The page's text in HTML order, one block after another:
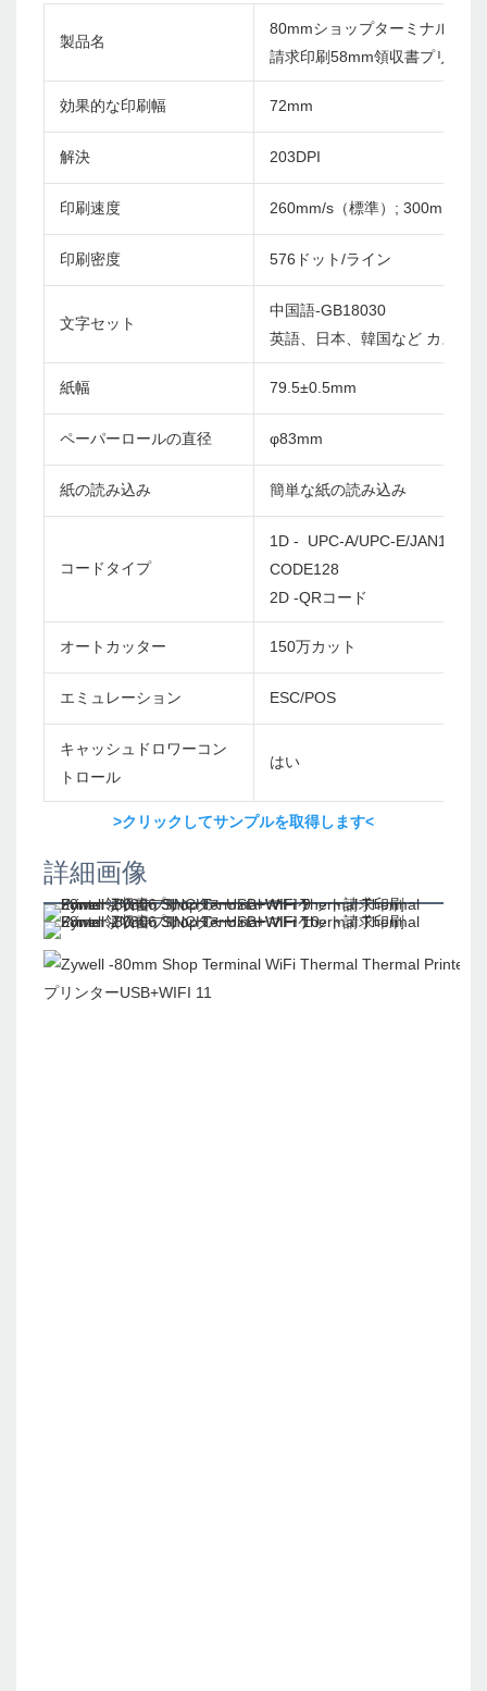
製品名
80mmショップターミナル
請求印刷58mm領収書プリンタ
効果的な印刷幅 72mm
解決 203DPI
印刷速度 260mm/s（標準）; 300mm/s
印刷密度 576ドット/ライン
文字セット
中国語-GB18030
英語、日本、韓国など カスタ
紙幅 79.5±0.5mm
ペーパーロールの直径 φ83mm
紙の読み込み 簡単な紙の読み込み
コードタイプ
1D - UPC-A/UPC-E/
CODE128
2D -QRコード
オートカッター 150万カット
エミュレーション ESC/POS
キャッシュドロワーコン
トロール
はい
>クリックしてサンプルを取得します<
詳細画像